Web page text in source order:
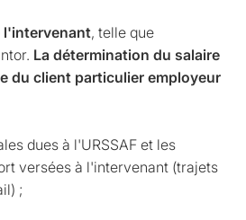
l'intervenant, telle que
La détermination du salaire
du client particulier employeur
dues à l'URSSAF et les
versées à l'intervenant (trajets
;